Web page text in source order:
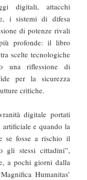
digitali, attacchi
i sistemi di difesa
di potenze rivali
profonde: il libro
scelte tecnologiche
una riflessione di
per la sicurezza
critiche.
digitale portati
e quando la
se fosse a rischio il
gli stessi cittadini”,
a pochi giorni dalla
Humanitas’